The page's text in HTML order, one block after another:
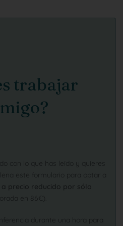
trabajar
con lo que has leído y quieres
este formulario para optar a
precio reducido por sólo
en 86€).
durante una hora para